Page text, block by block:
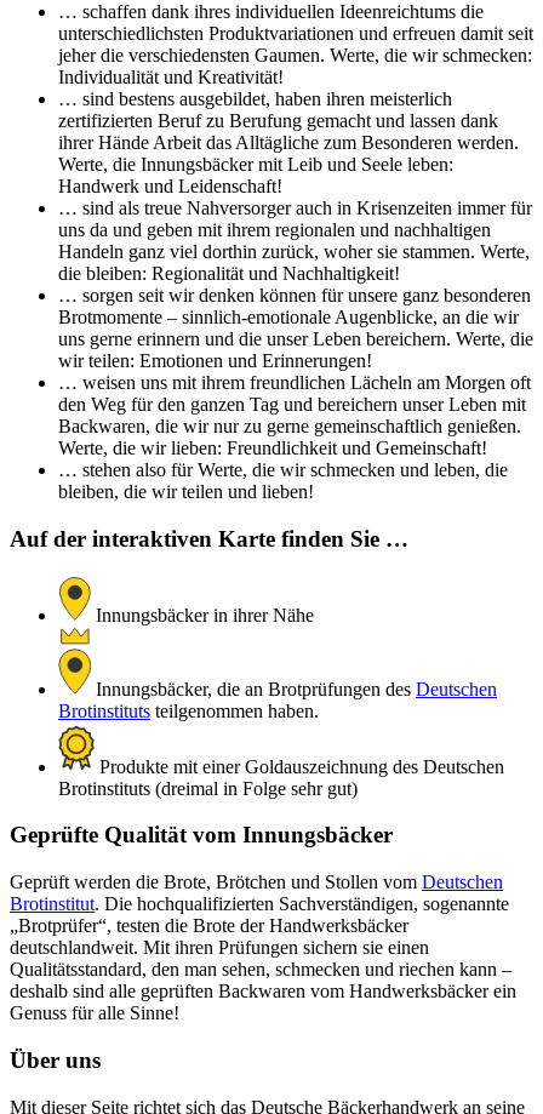
… schaffen dank ihres individuellen Ideenreichtums die
unterschiedlichsten Produktvariationen und erfreuen damit seit
jeher die verschiedensten Gaumen. Werte, die wir schmecken:
Individualität und Kreativität!
… sind bestens ausgebildet, haben ihren meisterlich
zertifizierten Beruf zu Berufung gemacht und lassen dank
ihrer Hände Arbeit das Alltägliche zum Besonderen werden.
Werte, die Innungsbäcker mit Leib und Seele leben:
Handwerk und Leidenschaft!
… sind als treue Nahversorger auch in Krisenzeiten immer für
uns da und geben mit ihrem regionalen und nachhaltigen
Handeln ganz viel dorthin zurück, woher sie stammen. Werte,
die bleiben: Regionalität und Nachhaltigkeit!
… sorgen seit wir denken können für unsere ganz besonderen
Brotmomente – sinnlich-emotionale Augenblicke, an die wir
uns gerne erinnern und die unser Leben bereichern. Werte, die
wir teilen: Emotionen und Erinnerungen!
… weisen uns mit ihrem freundlichen Lächeln am Morgen oft
den Weg für den ganzen Tag und bereichern unser Leben mit
Backwaren, die wir nur zu gerne gemeinschaftlich genießen.
Werte, die wir lieben: Freundlichkeit und Gemeinschaft!
… stehen also für Werte, die wir schmecken und leben, die
bleiben, die wir teilen und lieben!
Auf der interaktiven Karte finden Sie …
Innungsbäcker in ihrer Nähe
Innungsbäcker, die an Brotprüfungen des Deutschen
Brotinstituts teilgenommen haben.
Produkte mit einer Goldauszeichnung des Deutschen
Brotinstituts (dreimal in Folge sehr gut)
Geprüfte Qualität vom Innungsbäcker
Geprüft werden die Brote, Brötchen und Stollen vom Deutschen
Brotinstitut. Die hochqualifizierten Sachverständigen, sogenannte
„Brotprüfer“, testen die Brote der Handwerksbäcker
deutschlandweit. Mit ihren Prüfungen sichern sie einen
Qualitätsstandard, den man sehen, schmecken und riechen kann –
deshalb sind alle geprüften Backwaren vom Handwerksbäcker ein
Genuss für alle Sinne!
Über uns
Mit dieser Seite richtet sich das Deutsche Bäckerhandwerk an seine